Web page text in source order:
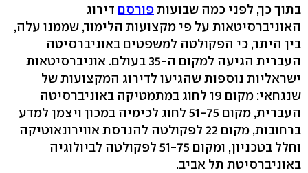
בתוך כך, לפני כמה שבועותפורסם דירוג
האוניברסיטאות על פי מקצועות הלימוד, שממנו עלה,
בין היתר, כי הפקולטה למשפטים באוניברסיטה
העברית הגיעה למקום ה-35 בעולם. אוניברסיטאות
ישראליות נוספות שהגיעו לדירוג המקצועות של
שנגחאי: מקום 19 לחוג במתמטיקה באוניברסיטה
העברית, מקום 51-75 לחוג לכימיה במכון ויצמן למדע
ברחובות, מקום 22 לפקולטה להנדסת אווירונאוטיקה
וחלל בטכניון, ומקום 51-75 לפקולטה לביולוגיה
באוניברסיטת תל אביב.